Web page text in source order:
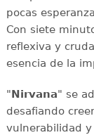
pocas
Con siete
reflexiva y
esencia de la
"Nirvana" se
desafiando
vulnerabilidad